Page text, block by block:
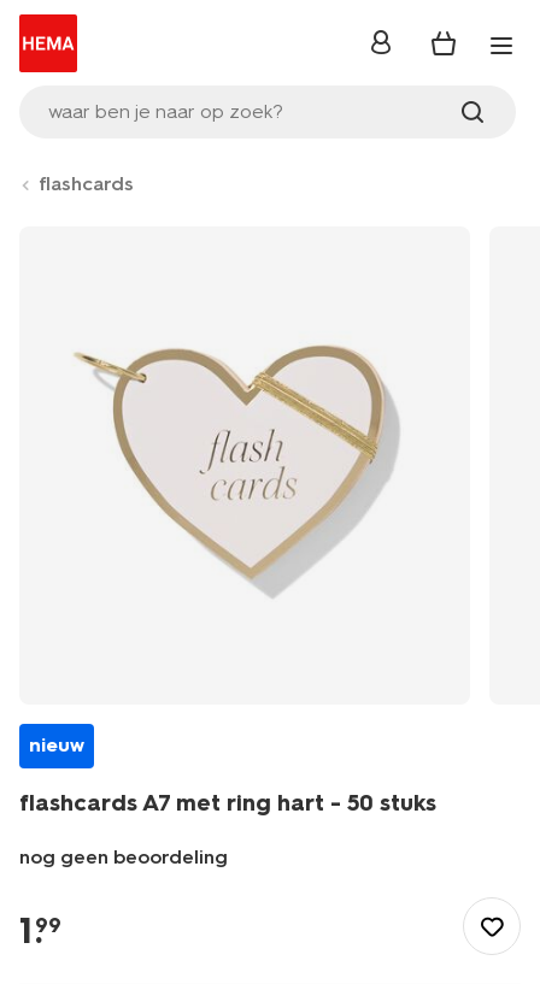
waar ben je naar op zoek?
inloggen
flashcards
nieuw
flashcards A7 met ring hart - 50 stuks
nog geen beoordeling
kantoor/papierwaren/flashcards/flashcards-
a7-
1.
99